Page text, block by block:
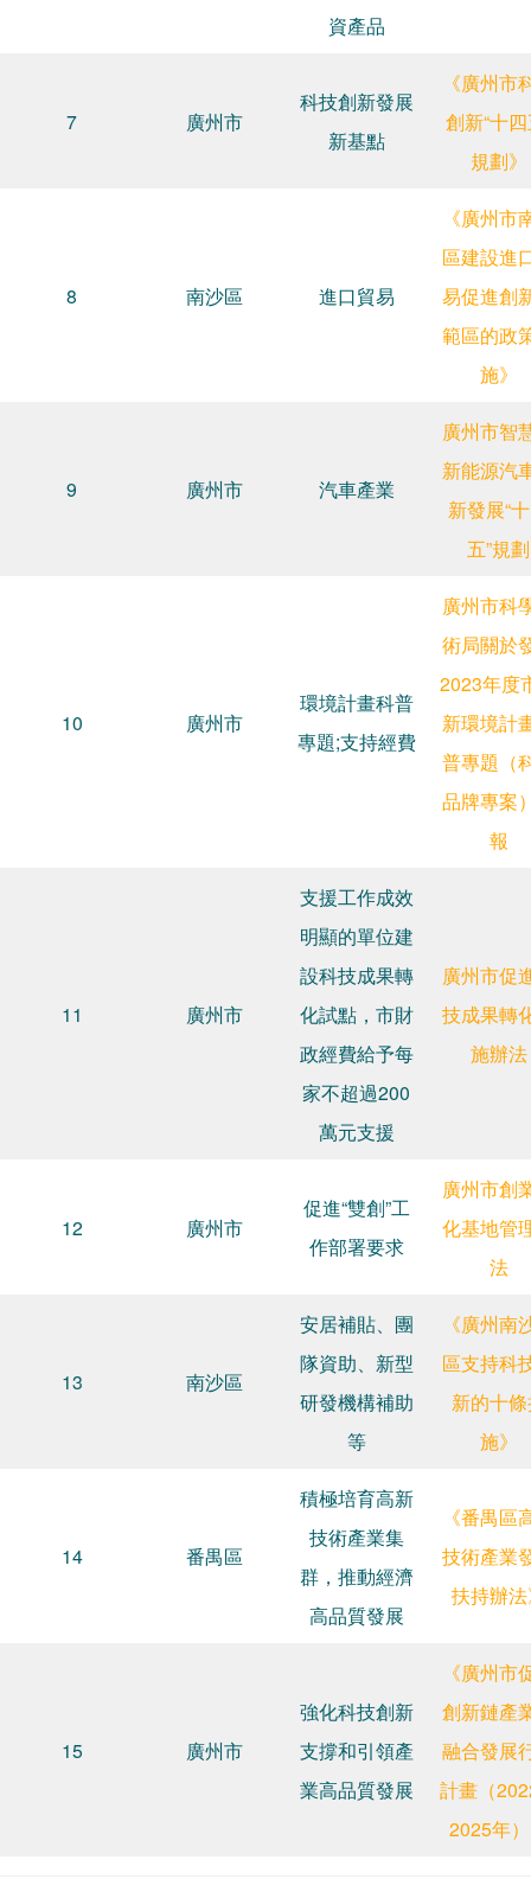
資產品
7 廣州市
科技創新發展
新基點
《廣州市
創新“十四
規劃》
8 南沙區 進口貿易
《廣州市
區建設進
易促進創
範區的政
施》
9 廣州市 汽車產業
廣州市智
新能源汽
新發展“
五”規劃
10 廣州市
環境計畫科普
專題;支持經費
廣州市科
術局關於
2023年度
新環境計
普專題（
品牌專案
報
11 廣州市
支援工作成效
明顯的單位建
設科技成果轉
化試點，市財
政經費給予每
家不超過200
萬元支援
廣州市促
技成果轉
施辦法
12 廣州市
促進“雙創”工
作部署要求
廣州市創
化基地管
法
13 南沙區
安居補貼、團
隊資助、新型
研發機構補助
等
《廣州南
區支持科
新的十
施》
14 番禺區
積極培育高新
技術產業集
群，推動經濟
高品質發展
《番禺區
技術產業
扶持辦
15 廣州市
強化科技創新
支撐和引領產
業高品質發展
《廣州市
創新鏈產
融合發展
計畫（
2025年